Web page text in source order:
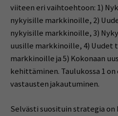
viiteen eri vaihtoehtoon: 1)
nykyisille markkinoille, 2)
nykyisille markkinoille, 3)
uusille markkinoille, 4)
markkinoille ja 5) Kokonaan
kehittäminen. Taulukossa 1
vastausten jakautuminen.
Selvästi suosituin strategia on